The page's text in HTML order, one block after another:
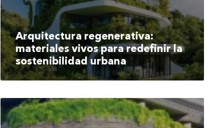
Arquitectura regenerativa:
materiales vivos para redefinir la
sostenibilidad urbana